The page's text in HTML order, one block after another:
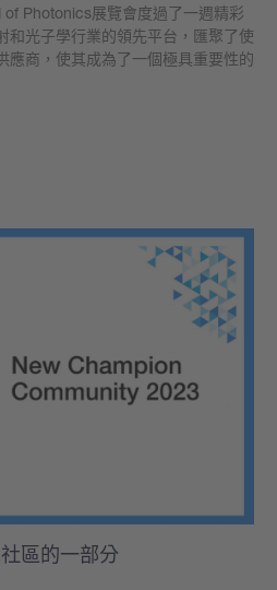
Photonics展覽會度過了一週精彩
和光子學行業的領先平台，匯聚了使
應商，使其成為了一個極具重要性的
區的一部分